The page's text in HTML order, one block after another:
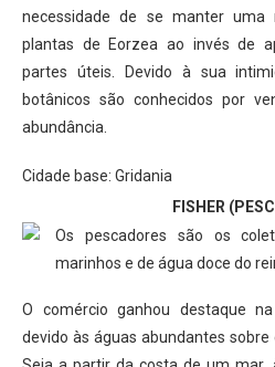
necessidade de se manter uma
plantas de Eorzea ao invés de
partes úteis. Devido à sua
botânicos são conhecidos por
abundância.
Cidade base: Gridania
FISHER
Os pescadores são os
marinhos e de água doce do
O comércio ganhou destaque
devido às águas abundantes